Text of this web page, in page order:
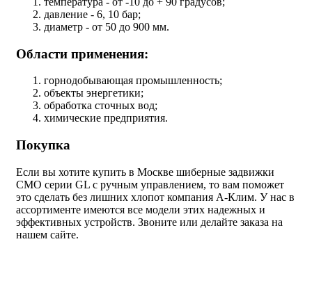
давление - 6, 10 бар;
диаметр - от 50 до 900 мм.
Области применения:
горнодобывающая промышленность;
объекты энергетики;
обработка сточных вод;
химические предприятия.
Покупка
Если вы хотите купить в Москве шиберные задвижки
СМО серии GL с ручным управлением, то вам поможет
это сделать без лишних хлопот компания А-Клим. У нас в
ассортименте имеются все модели этих надежных и
эффективных устройств. Звоните или делайте заказа на
нашем сайте.